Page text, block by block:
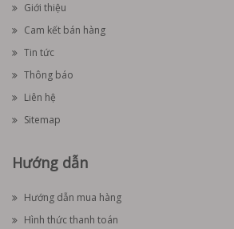
Giới thiệu
Cam kết bán hàng
Tin tức
Thông báo
Liên hệ
Sitemap
Hướng dẫn
Hướng dẫn mua hàng
Hình thức thanh toán